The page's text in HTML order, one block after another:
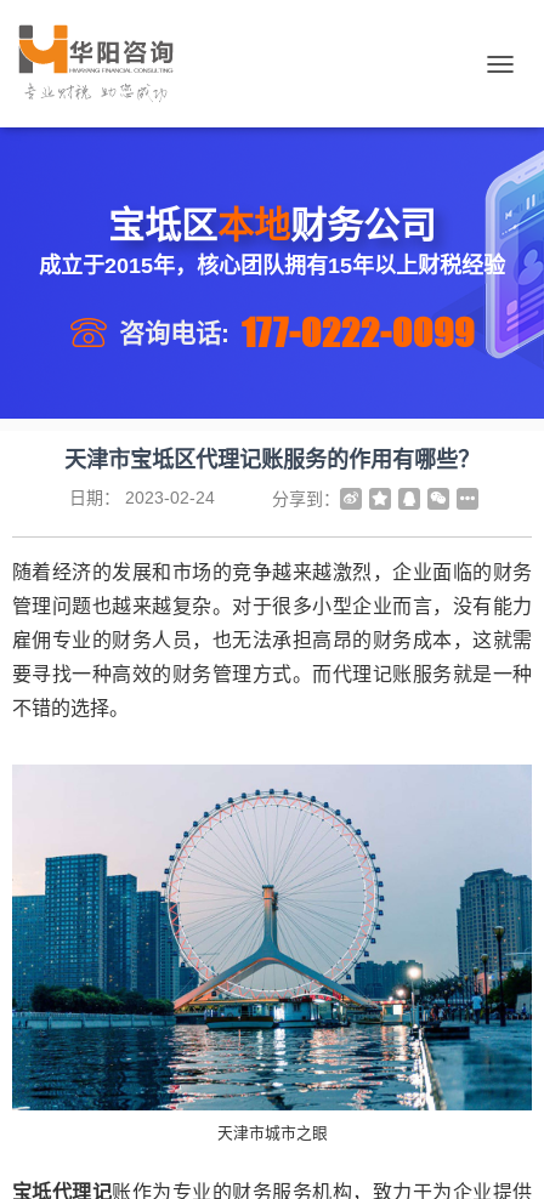
导
宝坻区本地财务公司
成立于2015年，核心团队拥有15年以上财税经验
咨询电话: 177-0222-0099
天津市宝坻区代理记账服务的作用有哪些？
日期： 2023-02-24 分享到：
随着经济的发展和市场的竞争越来越激烈，企业面临的财务
管理问题也越来越复杂。对于很多小型企业而言，没有能力
雇佣专业的财务人员，也无法承担高昂的财务成本，这就需
要寻找一种高效的财务管理方式。而代理记账服务就是一种
不错的选择。
天津市城市之眼
宝坻代理记账作为专业的财务服务机构，致力于为企业提供